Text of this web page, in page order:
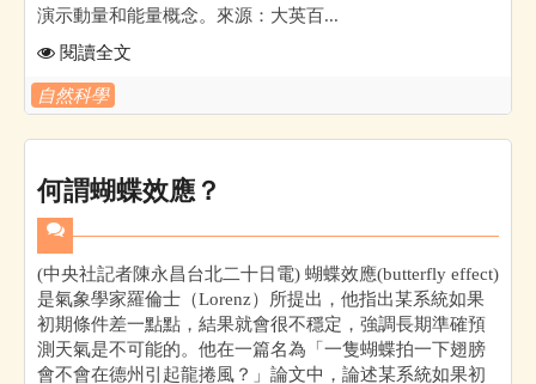
演示動量和能量概念。來源：大英百...
閱讀全文
自然科學
何謂蝴蝶效應？
(中央社記者陳永昌台北二十日電) 蝴蝶效應(butterfly effect)
是氣象學家羅倫士（Lorenz）所提出，他指出某系統如果
初期條件差一點點，結果就會很不穩定，強調長期準確預
測天氣是不可能的。他在一篇名為「一隻蝴蝶拍一下翅膀
會不會在德州引起龍捲風？」論文中，論述某系統如果初